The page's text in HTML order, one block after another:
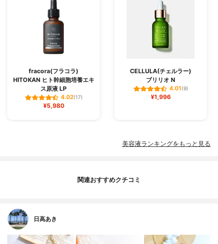
fracora(フラコラ)
HITOKAN ヒト幹細胞培養エキ
ス原液 LP
4.02(17)
¥5,980
CELLULA(チェルラー)
ブリリオ N
4.01(9)
¥1,996
美容液ランキングをもっと見る
関連おすすめクチコミ
日高あき